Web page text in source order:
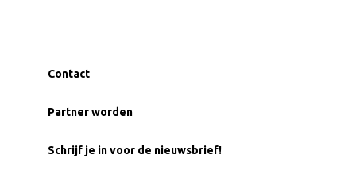
Contact
Partner worden
Schrijf je in voor de nieuwsbrief!